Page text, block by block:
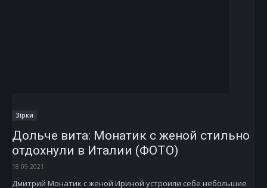
Зірки
Дольче вита: Монатик с женой стильно
отдохнули в Италии (ФОТО)
18.09.2021
Дмитрий Монатик с женой Ириной устроили себе небольшие